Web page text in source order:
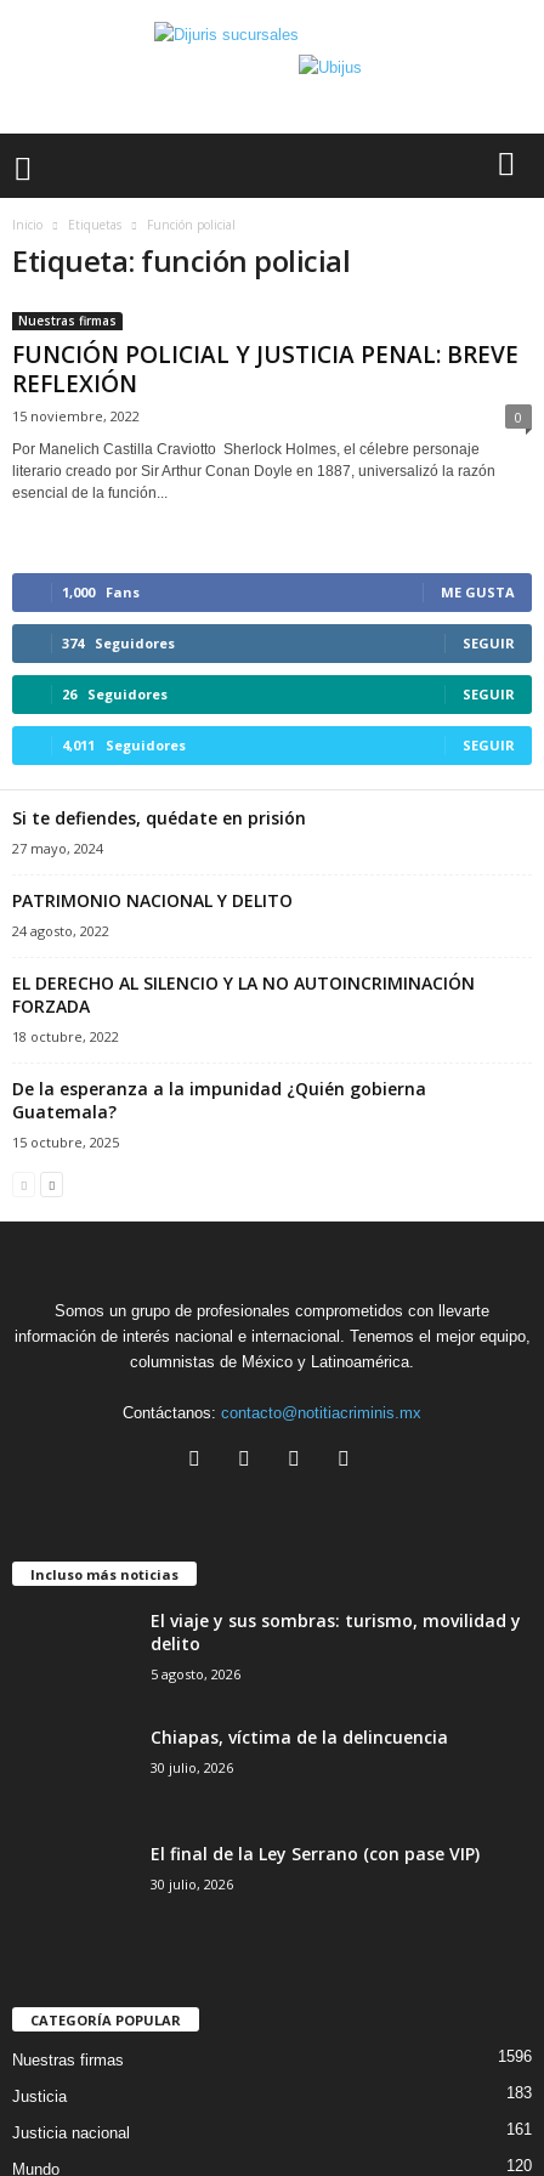
Inicio Etiquetas Función policial
Etiqueta: función policial
Nuestras firmas
FUNCIÓN POLICIAL Y JUSTICIA PENAL: BREVE
REFLEXIÓN
15 noviembre, 2022 0
Por Manelich Castilla Craviotto Sherlock Holmes, el célebre personaje
literario creado por Sir Arthur Conan Doyle en 1887, universalizó la razón
esencial de la función...
1,000 Fans ME GUSTA
374 Seguidores SEGUIR
26 Seguidores SEGUIR
4,011 Seguidores SEGUIR
Si te defiendes, quédate en prisión
27 mayo, 2024
PATRIMONIO NACIONAL Y DELITO
24 agosto, 2022
EL DERECHO AL SILENCIO Y LA NO AUTOINCRIMINACIÓN
FORZADA
18 octubre, 2022
De la esperanza a la impunidad ¿Quién gobierna
Guatemala?
15 octubre, 2025
Somos un grupo de profesionales comprometidos con llevarte
información de interés nacional e internacional. Tenemos el mejor equipo,
columnistas de México y Latinoamérica.
Contáctanos: contacto@notitiacriminis.mx
Incluso más noticias
El viaje y sus sombras: turismo, movilidad y
delito
5 agosto, 2026
Chiapas, víctima de la delincuencia
30 julio, 2026
El final de la Ley Serrano (con pase VIP)
30 julio, 2026
CATEGORÍA POPULAR
Nuestras firmas 1596
Justicia 183
Justicia nacional 161
Mundo 120